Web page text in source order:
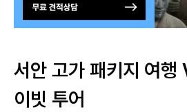
서안 고가 패키지 여행
이빗 투어